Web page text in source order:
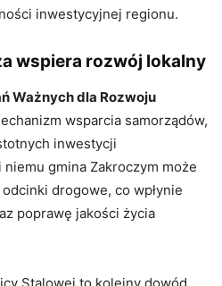
inwestycyjnej regionu.
wspiera rozwój lokalny
Ważnych dla Rozwoju
wsparcia samorządów,
inwestycji
gmina Zakroczym może
drogowe, co wpłynie
poprawę jakości życia
Stalowej to kolejny dowód